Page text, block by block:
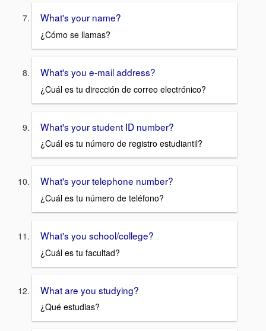
What's your name?
¿Cómo se llamas?
What's you e-mail address?
¿Cuál es tu dirección de correo electrónico?
What's your student ID number?
¿Cuál es tu número de registro estudiantil?
What's your telephone number?
¿Cuál es tu número de teléfono?
What's you school/college?
¿Cuál es tu facultad?
What are you studying?
¿Qué estudias?